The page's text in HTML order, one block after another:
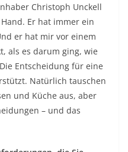
Christoph Unckell
Er hat immer ein
er hat mir vor einem
als es darum ging, wie
Entscheidung für eine
Natürlich tauschen
und Küche aus, aber
– und das